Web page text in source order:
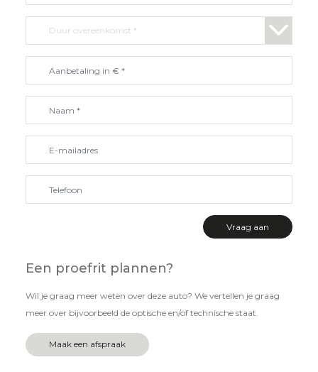
Een proefrit plannen?
Wil je graag meer weten over deze auto? We vertellen je graag
meer over bijvoorbeeld de optische en/of technische staat.
Maak een afspraak